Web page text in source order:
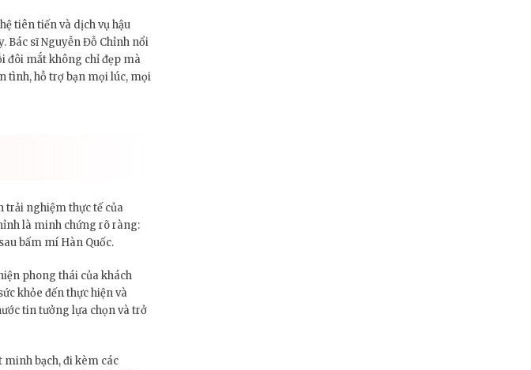
tiên tiến và dịch vụ hậu
Bác sĩ Nguyễn Đỗ Chỉnh nổi
đôi mắt không chỉ đẹp mà
tình, hỗ trợ bạn mọi lúc, mọi
trải nghiệm thực tế của
là minh chứng rõ ràng:
bấm mí Hàn Quốc.
phong thái của khách
khỏe đến thực hiện và
tin tưởng lựa chọn và trở
minh bạch, đi kèm các